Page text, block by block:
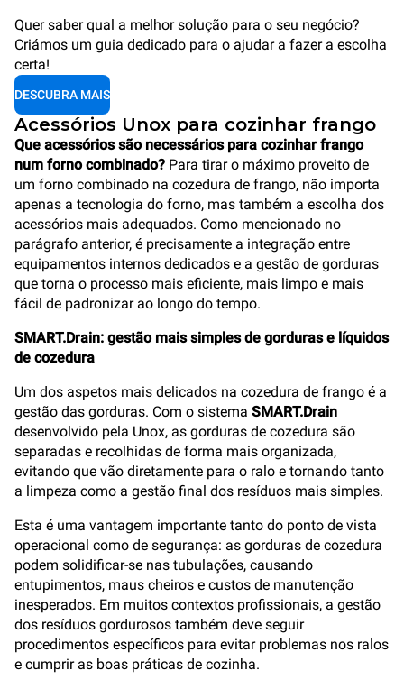
Quer saber qual a melhor solução para o seu negócio?
Criámos um guia dedicado para o ajudar a fazer a escolha
certa!
DESCUBRA MAIS
Acessórios Unox para cozinhar frango
Que acessórios são necessários para cozinhar frango
num forno combinado? Para tirar o máximo proveito de
um forno combinado na cozedura de frango, não importa
apenas a tecnologia do forno, mas também a escolha dos
acessórios mais adequados. Como mencionado no
parágrafo anterior, é precisamente a integração entre
equipamentos internos dedicados e a gestão de gorduras
que torna o processo mais eficiente, mais limpo e mais
fácil de padronizar ao longo do tempo.
SMART.Drain: gestão mais simples de gorduras e líquidos
de cozedura
Um dos aspetos mais delicados na cozedura de frango é a
gestão das gorduras. Com o sistema SMART.Drain
desenvolvido pela Unox, as gorduras de cozedura são
separadas e recolhidas de forma mais organizada,
evitando que vão diretamente para o ralo e tornando tanto
a limpeza como a gestão final dos resíduos mais simples.
Esta é uma vantagem importante tanto do ponto de vista
operacional como de segurança: as gorduras de cozedura
podem solidificar-se nas tubulações, causando
entupimentos, maus cheiros e custos de manutenção
inesperados. Em muitos contextos profissionais, a gestão
dos resíduos gordurosos também deve seguir
procedimentos específicos para evitar problemas nos ralos
e cumprir as boas práticas de cozinha.